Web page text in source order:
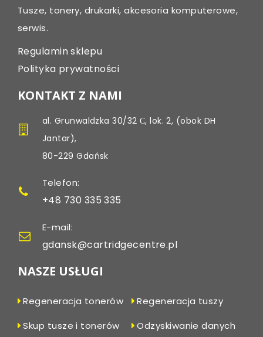
Tusze, tonery, drukarki, akcesoria komputerowe,
serwis.
Regulamin sklepu
Polityka prywatności
KONTAKT Z NAMI
al. Grunwaldzka 30/32 С, lok. 2, (obok DH
Jantar),
80-229 Gdańsk
Telefon:
+48 730 335 335
E-mail:
gdansk@cartridgecentre.pl
NASZE USŁUGI
Regeneracja tonerów
Regeneracja tuszy
Skup tusze i tonerów
Odzyskiwanie danych